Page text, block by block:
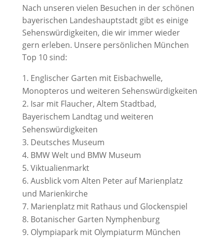
Nach unseren vielen Besuchen in der schönen
bayerischen Landeshauptstadt gibt es einige
Sehenswürdigkeiten, die wir immer wieder
gern erleben. Unsere persönlichen München
Top 10 sind:
Englischer Garten mit Eisbachwelle,
Monopteros und weiteren Sehenswürdigkeiten
Isar mit Flaucher, Altem Stadtbad,
Bayerischem Landtag und weiteren
Sehenswürdigkeiten
Deutsches Museum
BMW Welt und BMW Museum
Viktualienmarkt
Ausblick vom Alten Peter auf Marienplatz
und Marienkirche
Marienplatz mit Rathaus und Glockenspiel
Botanischer Garten Nymphenburg
Olympiapark mit Olympiaturm München